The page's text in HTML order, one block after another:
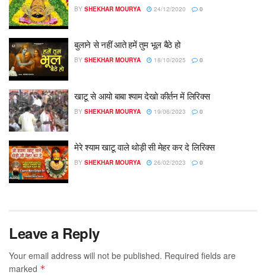
BY SHEKHAR MOURYA 24/12/2020 0
बुलाने से नहीं आते हमें तुम भूल बैठे हो
BY SHEKHAR MOURYA 18/10/2025 0
खाटू से आयो बाबा श्याम देखो कीर्तन में लिरिक्स
BY SHEKHAR MOURYA 19/06/2023 0
मेरे श्याम खाटू वाले थोड़ी सी मेहर कर दे लिरिक्स
BY SHEKHAR MOURYA 26/02/2023 0
Leave a Reply
Your email address will not be published. Required fields are
marked *